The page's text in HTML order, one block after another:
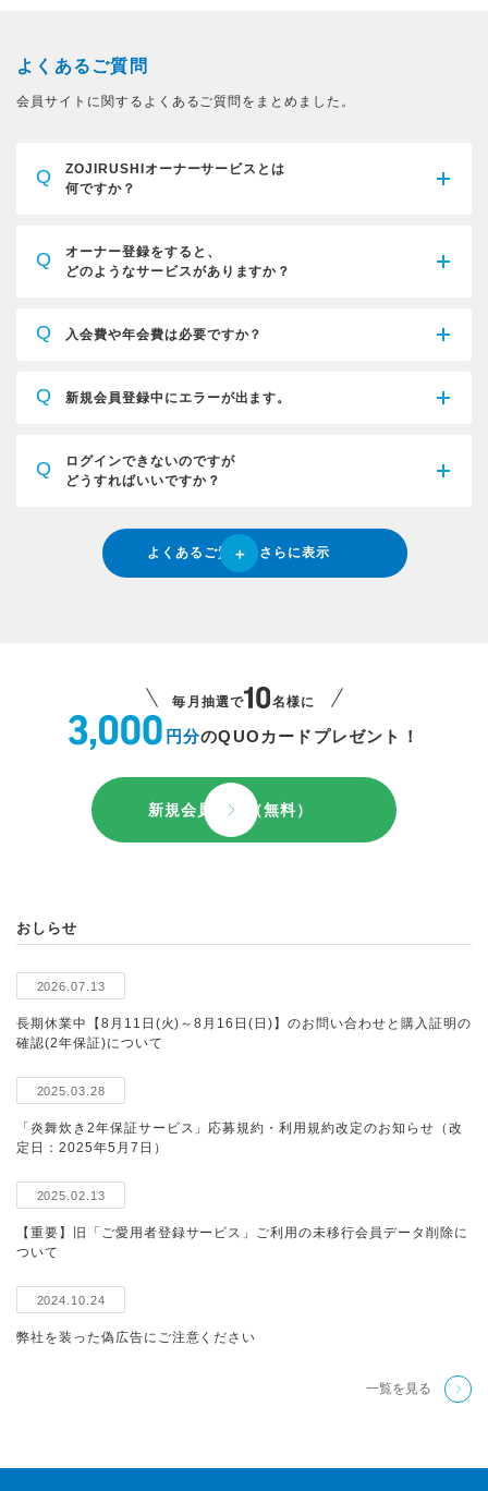
よくあるご質問
会員サイトに関するよくあるご質問をまとめました。
Q
ZOJIRUSHIオーナーサービスとは
何ですか？
Q
オーナー登録をすると、
どのようなサービスがありますか？
Q 入会費や年会費は必要ですか？
Q 新規会員登録中にエラーが出ます。
Q
ログインできないのですが
どうすればいいですか？
よくあるご質問をさらに表示
毎月抽選で 名様に
円分のQUOカードプレゼント！
新規会員登録（無料）
おしらせ
2026.07.13
長期休業中【8月11日(火)～8月16日(日)】のお問い合わせと購入証明の
確認(2年保証)について
2025.03.28
「炎舞炊き2年保証サービス」応募規約・利用規約改定のお知らせ（改
定日：2025年5月7日）
2025.02.13
【重要】旧「ご愛用者登録サービス」ご利用の未移行会員データ削除に
ついて
2024.10.24
弊社を装った偽広告にご注意ください
一覧を見る